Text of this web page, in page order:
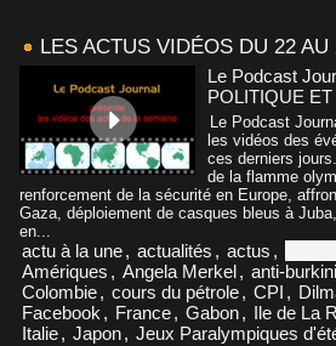
LES ACTUS VIDÉOS DU 22 AU
Le Podcast
POLITIQUE
Le Podcast
les vidéos des
ces derniers
de la flamme
renforcement de la sécurité en Europe,
Gaza, déploiement de casques bleus à
en...
actu à la une, actualités , actus ,
Amériques , Angela Merkel, anti-burkini
Colombie, cours du pétrole, CPI ,
Facebook , France, Gabon, Ile de La
Italie, Japon, Jeux Paralympiques